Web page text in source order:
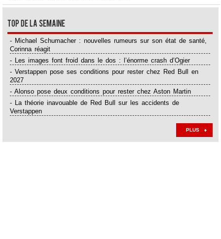
Top de la semaine
- Michael Schumacher : nouvelles rumeurs sur son état de santé,
Corinna réagit
- Les images font froid dans le dos : l’énorme crash d’Ogier
- Verstappen pose ses conditions pour rester chez Red Bull en
2027
- Alonso pose deux conditions pour rester chez Aston Martin
- La théorie inavouable de Red Bull sur les accidents de
Verstappen
PLUS